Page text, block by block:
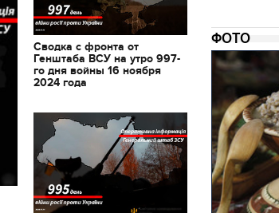
Сводка с фронта от
Генштаба ВСУ на утро 997-
го дня войны 16 ноября
2024 года
ФОТО